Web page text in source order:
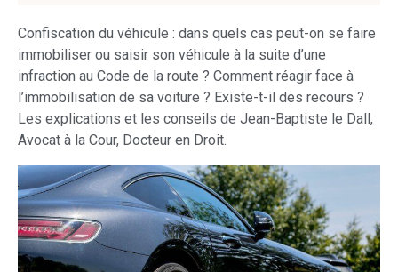
Confiscation du véhicule : dans quels cas peut-on se faire
immobiliser ou saisir son véhicule à la suite d’une
infraction au Code de la route ? Comment réagir face à
l’immobilisation de sa voiture ? Existe-t-il des recours ?
Les explications et les conseils de Jean-Baptiste le Dall,
Avocat à la Cour, Docteur en Droit.